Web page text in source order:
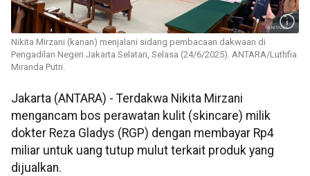
Nikita Mirzani (kanan) menjalani sidang pembacaan dakwaan di
Pengadilan Negeri Jakarta Selatan, Selasa (24/6/2025). ANTARA/Luthfia
Miranda Putri.
Jakarta (ANTARA) - Terdakwa Nikita Mirzani
mengancam bos perawatan kulit (skincare) milik
dokter Reza Gladys (RGP) dengan membayar Rp4
miliar untuk uang tutup mulut terkait produk yang
dijualkan.